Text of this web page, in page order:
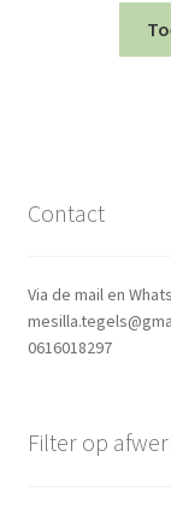
Contact
Via de mail en
0616018297
Filter op